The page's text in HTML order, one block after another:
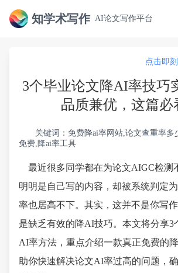
知学术写作 AI论文写作平台
点击即
3个毕业论文降AI率技巧
品质兼优，这篇必
关键词：免费降ai率网站,论文查重率多
免费,降ai率工具
最近很多同学都在为论文AIGC检测
明明是自己写的内容，却被系统判定
率也居高不下。其实，这并不是你写
是缺乏有效的降AI技巧。本文将分享3
AI率方法，重点介绍一款真正免费的
助你快速解决论文AI率过高的问题，